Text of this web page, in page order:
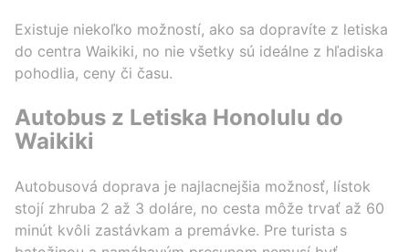
Existuje niekoľko možností, ako sa dopravíte z letiska
do centra Waikiki, no nie všetky sú ideálne z hľadiska
pohodlia, ceny či času.
Autobus z Letiska Honolulu do
Waikiki
Autobusová doprava je najlacnejšia možnosť, lístok
stojí zhruba 2 až 3 doláre, no cesta môže trvať až 60
minút kvôli zastávkam a premávke. Pre turista s